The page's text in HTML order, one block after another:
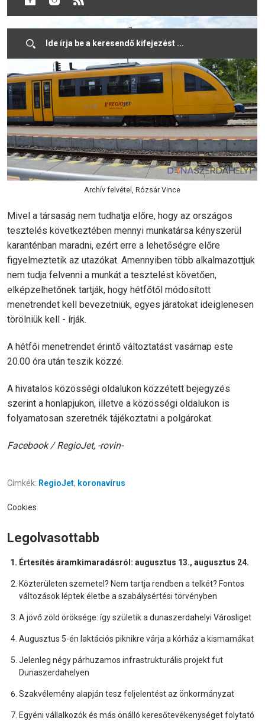
Archív felvétel, Rózsár Vince
Mivel a társaság nem tudhatja előre, hogy az országos
tesztelés következtében mennyi munkatársa kényszerül
karanténban maradni, ezért erre a lehetőségre előre
figyelmeztetik az utazókat. Amennyiben több alkalmazottjuk
nem tudja felvenni a munkát a tesztelést követően,
elképzelhetőnek tartják, hogy hétfőtől módosított
menetrendet kell bevezetniük, egyes járatokat ideiglenesen
törölniük kell - írják.
A hétfői menetrendet érintő változtatást vasárnap este
20.00 óra után teszik közzé.
A hivatalos közösségi oldalukon közzétett bejegyzés
szerint a honlapjukon, illetve a közösségi oldalukon is
folyamatosan szeretnék tájékoztatni a polgárokat.
Facebook / RegioJet, -rovin-
Címkék: RegioJet, koronavírus
Cookies
Legolvasottabb
Értesítés áramkimaradásról: augusztus 13., augusztus 24.
Közterületen szemetel? Nem tartja rendben a telkét? Fontos
változások léptek életbe a szabálysértési törvényben
A jövő zöld öröksége: így születik a dunaszerdahelyi Városliget
Augusztus 5-én laktációs piknikre várja a kórház a kismamákat
Jelenleg négy párhuzamos infrastrukturális projekt fut
Dunaszerdahelyen
Szakvélemény alapján tesz feljelentést az önkormányzat
Egyéni vállalkozók és más önálló keresőtevékenységet folytató